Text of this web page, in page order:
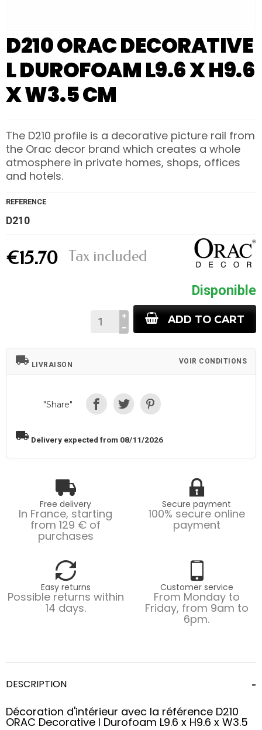
D210 ORAC DECORATIVE
L DUROFOAM L9.6 X H9.6
X W3.5 CM
The D210 profile is a decorative picture rail from
the Orac decor brand which creates a whole
atmosphere in private homes, shops, offices
and hotels.
REFERENCE
D210
€15.70 Tax included
Disponible
ADD TO CART
local_shipping LIVRAISON VOIR CONDITIONS
"Share"
local_shipping Delivery expected from 08/11/2026
Free delivery
In France, starting
from 129 € of
purchases
Secure payment
100% secure online
payment
Easy returns
Possible returns within
14 days.
Customer service
From Monday to
Friday, from 9am to
6pm.
DESCRIPTION
Décoration d'intérieur avec la référence D210
ORAC Decorative l Durofoam L9.6 x H9.6 x W3.5